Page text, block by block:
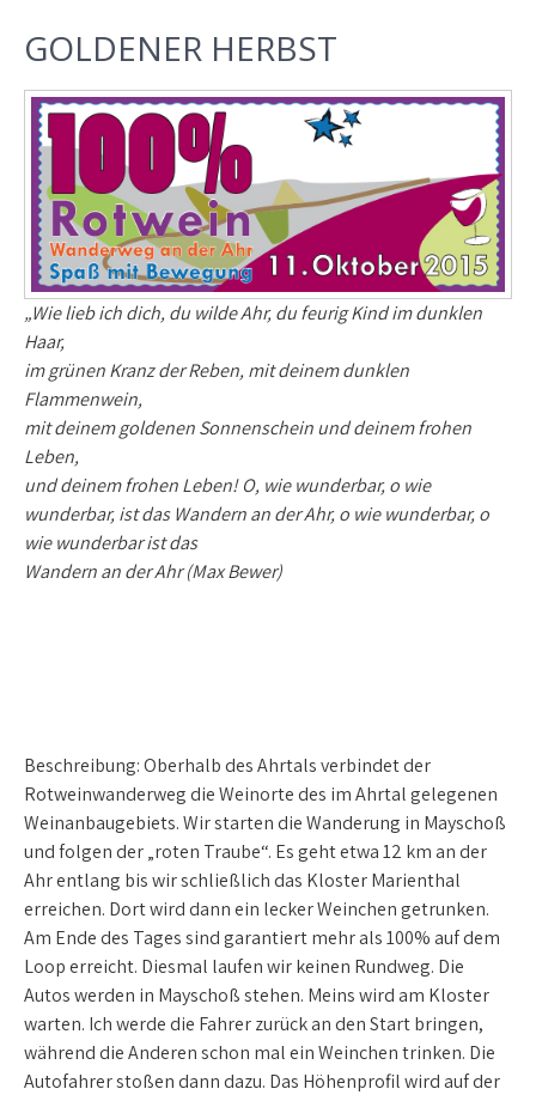
GOLDENER HERBST
„Wie lieb ich dich, du wilde Ahr, du feurig Kind im dunklen
Haar,
im grünen Kranz der Reben, mit deinem dunklen
Flammenwein,
mit deinem goldenen Sonnenschein und deinem frohen
Leben,
und deinem frohen Leben! O, wie wunderbar, o wie
wunderbar, ist das ­Wandern an der Ahr, o wie wunderbar, o
wie wunderbar ist das
Wandern an der Ahr (Max Bewer)
Beschreibung:Oberhalb des Ahrtals verbindet der
Rotweinwanderweg die Weinorte des im Ahrtal gelegenen
Weinanbaugebiets. Wir starten die Wanderung in Mayschoß
und folgen der „roten Traube“. Es geht etwa 12 km an der
Ahr entlang bis wir schließlich das Kloster Marienthal
erreichen. Dort wird dann ein lecker Weinchen getrunken.
Am Ende des Tages sind garantiert mehr als 100% auf dem
Loop erreicht. Diesmal laufen wir keinen Rundweg. Die
Autos werden in Mayschoß stehen. Meins wird am Kloster
warten. Ich werde die Fahrer zurück an den Start bringen,
während die Anderen schon mal ein Weinchen trinken. Die
Autofahrer stoßen dann dazu. Das Höhenprofil wird auf der